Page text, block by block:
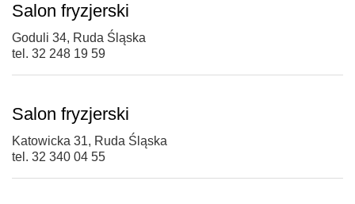
Salon fryzjerski
Goduli 34, Ruda Śląska
tel. 32 248 19 59
Salon fryzjerski
Katowicka 31, Ruda Śląska
tel. 32 340 04 55